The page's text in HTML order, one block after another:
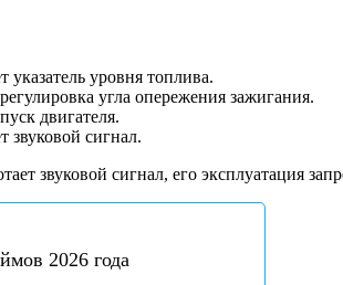
указатель уровня топлива.
угла опережения зажигания.
двигателя.
звуковой сигнал.
звуковой сигнал, его эксплуатация
2026 года